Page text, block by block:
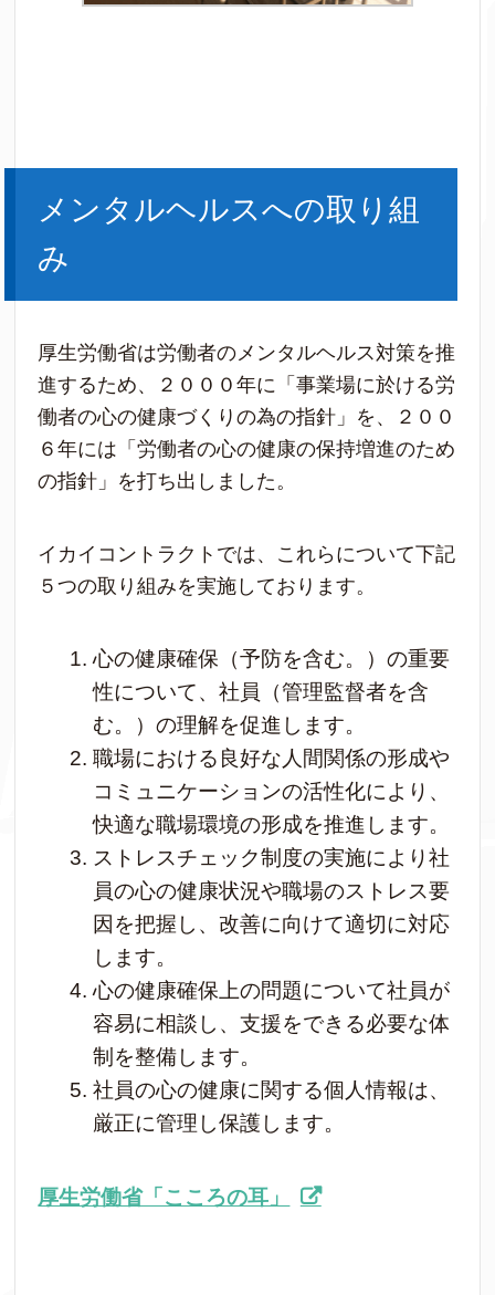
メンタルヘルスへの取り組
み
厚生労働省は労働者のメンタルヘルス対策を推
進するため、２０００年に「事業場に於ける労
働者の心の健康づくりの為の指針」を、２００
６年には「労働者の心の健康の保持増進のため
の指針」を打ち出しました。
イカイコントラクトでは、これらについて下記
５つの取り組みを実施しております。
心の健康確保（予防を含む。）の重要
性について、社員（管理監督者を含
む。）の理解を促進します。
職場における良好な人間関係の形成や
コミュニケーションの活性化により、
快適な職場環境の形成を推進します。
ストレスチェック制度の実施により社
員の心の健康状況や職場のストレス要
因を把握し、改善に向けて適切に対応
します。
心の健康確保上の問題について社員が
容易に相談し、支援をできる必要な体
制を整備します。
社員の心の健康に関する個人情報は、
厳正に管理し保護します。
厚生労働省「こころの耳」